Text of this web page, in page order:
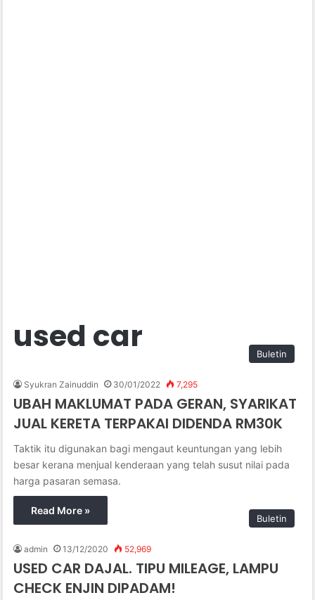
used car Buletin
Syukran Zainuddin 30/01/2022 7,295
UBAH MAKLUMAT PADA GERAN, SYARIKAT
JUAL KERETA TERPAKAI DIDENDA RM30K
Taktik itu digunakan bagi mengaut keuntungan yang lebih
besar kerana menjual kenderaan yang telah susut nilai pada
harga pasaran semasa.
Read More »
Buletin
admin 13/12/2020 52,969
USED CAR DAJAL. TIPU MILEAGE, LAMPU
CHECK ENJIN DIPADAM!